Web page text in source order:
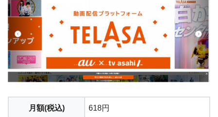
月額(税込) 618円